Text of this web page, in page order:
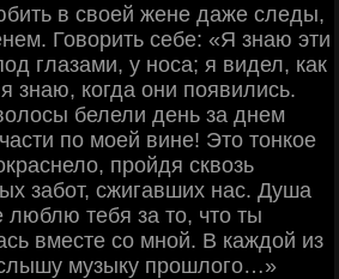
в своей жене даже следы,
Говорить себе: «Я знаю эти
глазами, у носа; я видел, как
знаю, когда они появились.
белели день за днем
по моей вине! Это тонкое
пройдя сквозь
забот, сжигавших нас. Душа
тебя за то, что ты
вместе со мной. В каждой из
музыку прошлого…»